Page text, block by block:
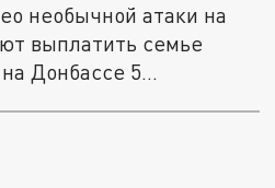
необычной атаки на
выплатить семье
Донбассе 5...